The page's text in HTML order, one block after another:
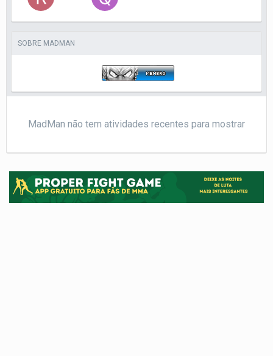
SOBRE MADMAN
MadMan não tem atividades recentes para mostrar